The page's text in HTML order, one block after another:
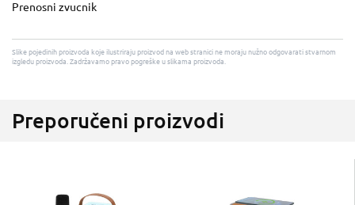
Prenosni zvucnik
Slike pojedinih proizvoda koje ilustriraju proizvod na web stranici ne moraju nužno odgovarati stvarnom
izgledu proizvoda. Zadržavamo pravo pogreške u slikama proizvoda.
Preporučeni proizvodi